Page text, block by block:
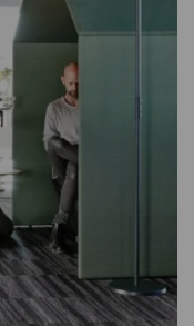
Mit Kabelkanal für
– Möbel
Slope von Nevotex
13 Sand 17 Ice Blue
in lauter
an
Wände aus
und
mit Klick-
im Boden